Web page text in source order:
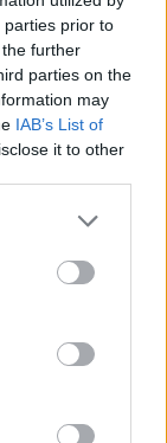
parties prior to
further
parties on the
may
IAB’s List of
it to other
more Google
may click to
party tags to
below Google